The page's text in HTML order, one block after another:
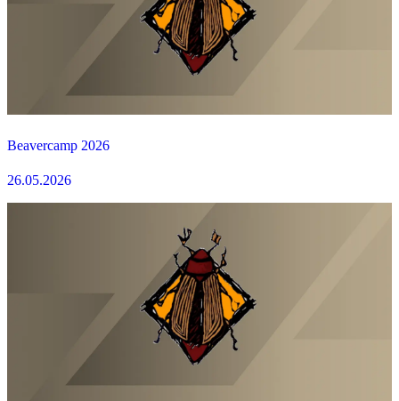
Beavercamp 2026
26.05.2026